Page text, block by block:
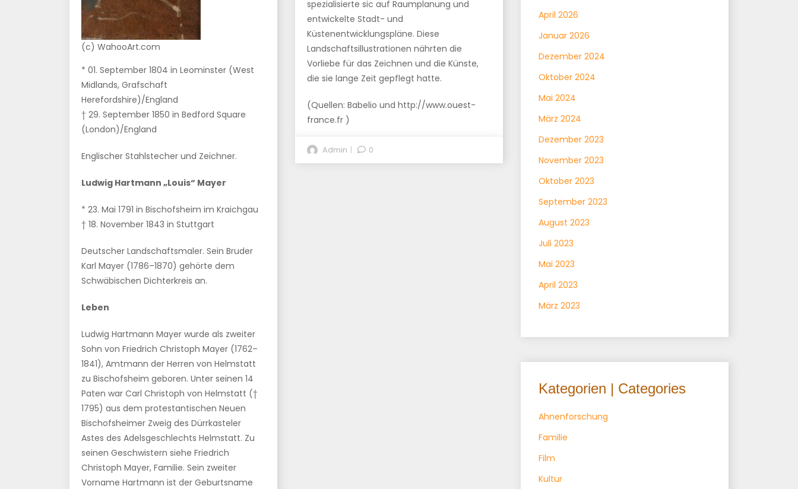
(c) WahooArt.com
* 01. September 1804 in Leominster (West
Midlands, Grafschaft
Herefordshire)/England
† 29. September 1850 in Bedford Square
(London)/England
Englischer Stahlstecher und Zeichner.
Ludwig Hartmann „Louis“ Mayer
* 23. Mai 1791 in Bischofsheim im Kraichgau
† 18. November 1843 in Stuttgart
Deutscher Landschaftsmaler. Sein Bruder
Karl Mayer (1786–1870) gehörte dem
Schwäbischen Dichterkreis an.
Leben
Ludwig Hartmann Mayer wurde als zweiter
Sohn von Friedrich Christoph Mayer (1762–
1841), Amtmann der Herren von Helmstatt
zu Bischofsheim geboren. Unter seinen 14
Paten war Carl Christoph von Helmstatt (†
1795) aus dem protestantischen Neuen
Bischofsheimer Zweig des Dürrkasteler
Astes des Adelsgeschlechts Helmstatt. Zu
seinen Geschwistern siehe Friedrich
Christoph Mayer, Familie. Sein zweiter
Vorname Hartmann ist der Geburtsname
spezialisierte sic auf Raumplanung und
entwickelte Stadt- und
Küstenentwicklungspläne. Diese
Landschaftsillustrationen nährten die
Vorliebe für das Zeichnen und die Künste,
die sie lange Zeit gepflegt hatte.
(Quellen: Babelio und http://www.ouest-
france.fr )
Admin 0
April 2026
Januar 2026
Dezember 2024
Oktober 2024
Mai 2024
März 2024
Dezember 2023
November 2023
Oktober 2023
September 2023
August 2023
Juli 2023
Mai 2023
April 2023
März 2023
Kategorien | Categories
Ahnenforschung
Familie
Film
Kultur